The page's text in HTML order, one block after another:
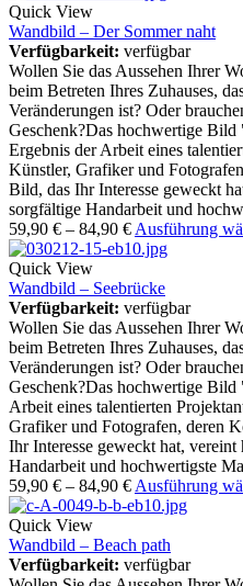
Quick View
Wandbild – Der Sommer naht
Verfügbarkeit: verfügbar
Wollen Sie das Aussehen Ihrer
beim Betreten Ihres Zuhauses,
Veränderungen ist? Oder
Geschenk?Das hochwertige
Ergebnis der Arbeit eines
Künstler, Grafiker und
Bild, das Ihr Interesse geweckt
sorgfältige Handarbeit und
59,90 € – 84,90 € Ausführung
Quick View
Wandbild – Seebrücke
Verfügbarkeit: verfügbar
Wollen Sie das Aussehen Ihrer
beim Betreten Ihres Zuhauses,
Veränderungen ist? Oder
Geschenk?Das hochwertige Bild
Arbeit eines talentierten
Grafiker und Fotografen, deren
Ihr Interesse geweckt hat,
Handarbeit und hochwertigste
59,90 € – 84,90 € Ausführung
Quick View
Wandbild – Beach path
Verfügbarkeit: verfügbar